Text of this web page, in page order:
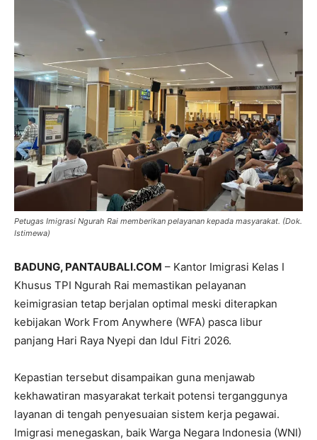
Petugas Imigrasi Ngurah Rai memberikan pelayanan kepada masyarakat. (Dok.
Istimewa)
BADUNG, PANTAUBALI.COM – Kantor Imigrasi Kelas I
Khusus TPI Ngurah Rai memastikan pelayanan
keimigrasian tetap berjalan optimal meski diterapkan
kebijakan Work From Anywhere (WFA) pasca libur
panjang Hari Raya Nyepi dan Idul Fitri 2026.
Kepastian tersebut disampaikan guna menjawab
kekhawatiran masyarakat terkait potensi terganggunya
layanan di tengah penyesuaian sistem kerja pegawai.
Imigrasi menegaskan, baik Warga Negara Indonesia (WNI)